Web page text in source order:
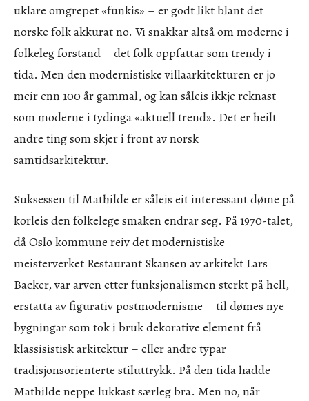
uklare omgrepet «funkis» – er godt likt blant det
norske folk akkurat no. Vi snakkar altså om moderne i
folkeleg forstand – det folk oppfattar som trendy i
tida. Men den modernistiske villaarkitekturen er jo
meir enn 100 år gammal, og kan såleis ikkje reknast
som moderne i tydinga «aktuell trend». Det er heilt
andre ting som skjer i front av norsk
samtidsarkitektur.
Suksessen til Mathilde er såleis eit interessant døme på
korleis den folkelege smaken endrar seg. På 1970-talet,
då Oslo kommune reiv det modernistiske
meisterverket Restaurant Skansen av arkitekt Lars
Backer, var arven etter funksjonalismen sterkt på hell,
erstatta av figurativ postmodernisme – til dømes nye
bygningar som tok i bruk dekorative element frå
klassisistisk arkitektur – eller andre typar
tradisjonsorienterte stiluttrykk. På den tida hadde
Mathilde neppe lukkast særleg bra. Men no, når